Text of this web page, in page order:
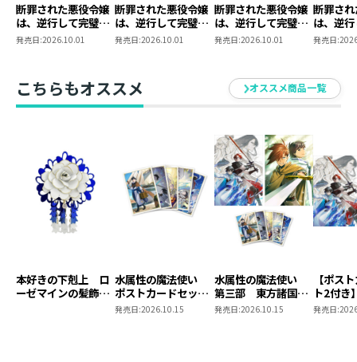
断罪された悪役令嬢
は、逆行して完璧な
悪女を目指す
発売日:2026.10.01
断罪された悪役令嬢
は、逆行して完璧な
悪女を目指す
発売日:2026.10.01
断罪された悪役令嬢
は、逆行して完璧な
悪女を目指す11【シ
発売日:2026.10.01
断罪さ
は、逆
悪女を
発売日:
こちらもオススメ オススメ商品一覧
本好きの下剋上 ロ
ーゼマインの髪飾り
水属性の魔法使い
ポストカードセット
2
発売日:2026.10.15
水属性の魔法使い
第三部 東方諸国編
8 同時発売まとめ
発売日:2026.10.15
【ポス
ト2付き
魔法使
発売日: